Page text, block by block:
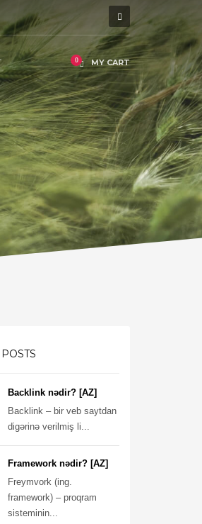
MY CART
Backlink nədir? [AZ]
Backlink – bir veb saytdan
digərinə verilmiş li...
Framework nədir? [AZ]
Freymvork (ing.
framework) – proqram
sisteminin...